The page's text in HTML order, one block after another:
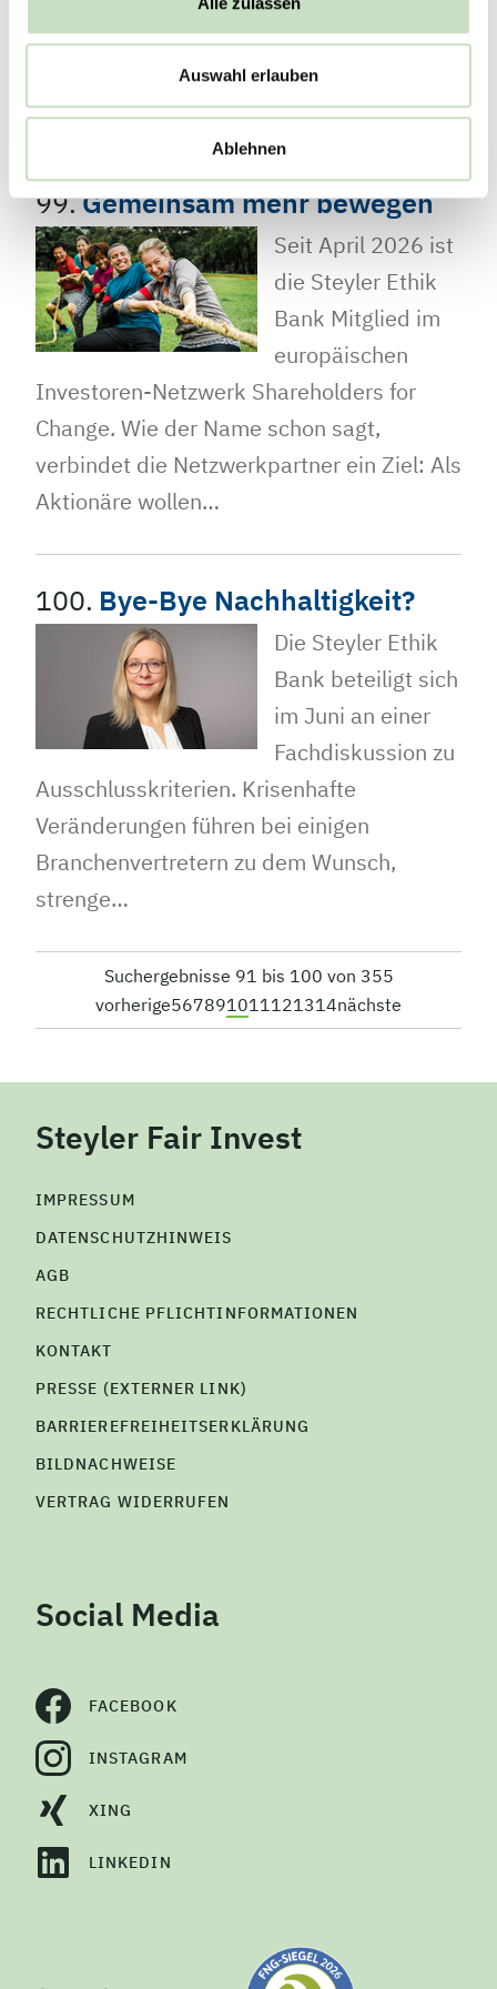
Auswahl erlauben
Ablehnen
Nachhaltigkeitsreport. Jetzt ist die
Ausgabe 2026 online verfügbar.
Fondsberater Alexander Mozer…
99.Gemeinsam mehr bewegen
Seit April 2026 ist
die Steyler Ethik
Bank Mitglied im
europäischen
Investoren-Netzwerk Shareholders for
Change. Wie der Name schon sagt,
verbindet die Netzwerkpartner ein Ziel: Als
Aktionäre wollen…
100. Bye-Bye Nachhaltigkeit?
Die Steyler Ethik
Bank beteiligt sich
im Juni an einer
Fachdiskussion zu
Ausschlusskriterien. Krisenhafte
Veränderungen führen bei einigen
Branchenvertretern zu dem Wunsch,
strenge…
Suchergebnisse 91 bis 100 von 355
vorherige567891011121314nächste
Steyler Fair Invest
IMPRESSUM
DATENSCHUTZHINWEIS
AGB
RECHTLICHE PFLICHTINFORMATIONEN
KONTAKT
PRESSE (EXTERNER LINK)
BARRIEREFREIHEITSERKLÄRUNG
BILDNACHWEISE
VERTRAG WIDERRUFEN
Social Media
FACEBOOK
INSTAGRAM
XING
LINKEDIN